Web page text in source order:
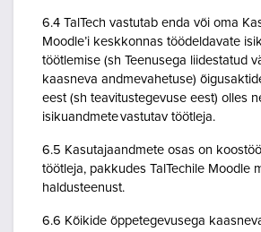
6.4 TalTech vastutab enda või oma
Moodle’i keskkonnas töödeldavate
töötlemise (sh Teenusega liidestatud
kaasneva andmevahetuse)
eest (sh teavitustegevuse eest) olles
isikuandmete vastutav töötleja.
6.5 Kasutajaandmete osas on
töötleja, pakkudes TalTechile Moodle
haldusteenust.
6.6 Kõikide õppetegevusega